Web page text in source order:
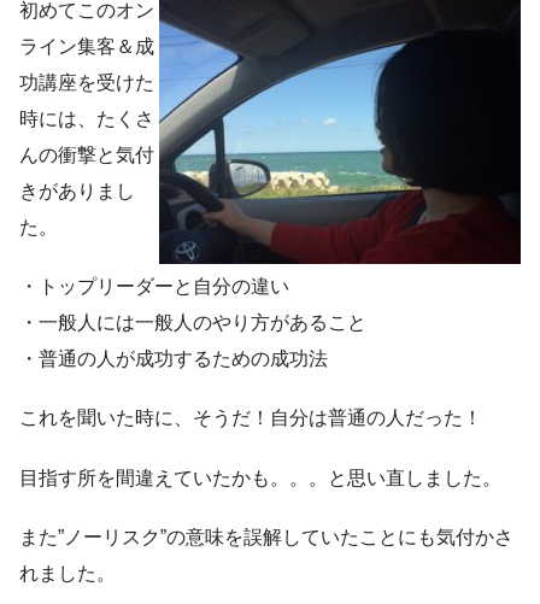
初めてこのオン
ライン集客＆成
功講座を受けた
時には、たくさ
んの衝撃と気付
きがありまし
た。
・トップリーダーと自分の違い
・一般人には一般人のやり方があること
・普通の人が成功するための成功法
これを聞いた時に、そうだ！自分は普通の人だった！
目指す所を間違えていたかも。。。と思い直しました。
また”ノーリスク”の意味を誤解していたことにも気付かさ
れました。